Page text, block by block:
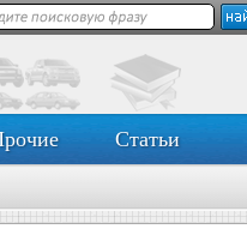
Статьи